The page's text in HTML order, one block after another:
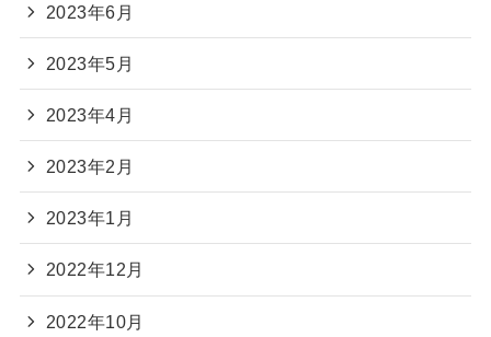
2023年6月
2023年5月
2023年4月
2023年2月
2023年1月
2022年12月
2022年10月